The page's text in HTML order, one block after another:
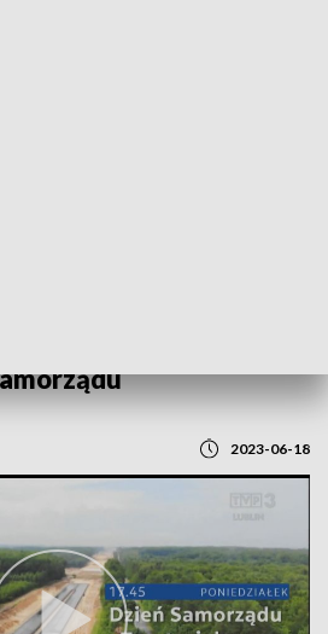
2023-06-18